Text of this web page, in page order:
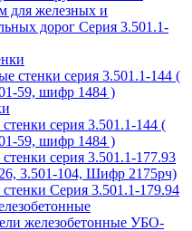
для железных и
дорог Серия 3.501.1-
стенки серия 3.501.1-144 (
59, шифр 1484 )
серия 3.501.1-144 (
59, шифр 1484 )
серия 3.501.1-177.93
3.501-104, Шифр 2175рч)
Серия 3.501.1-179.94
железобетонные УБО-